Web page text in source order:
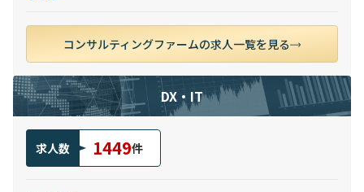
コンサルティングファームの求人一覧を見る
DX・IT
求人数 1449件